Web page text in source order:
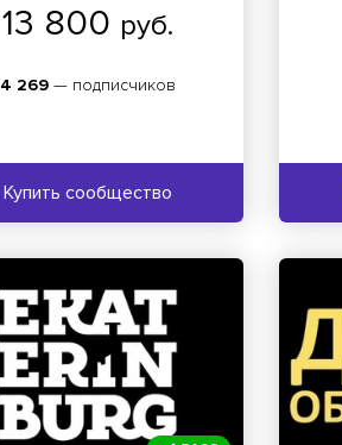
13 800 руб.
4 269 — подписчиков
Купить сообщество